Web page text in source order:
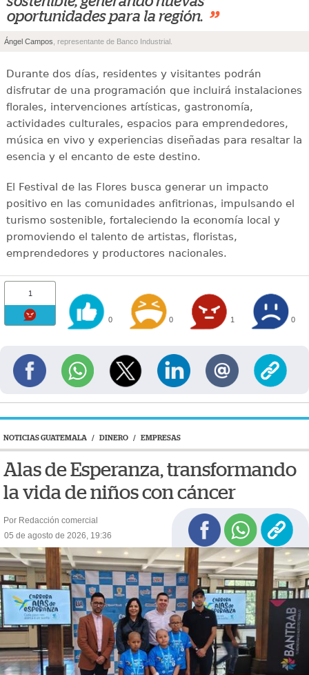
oportunidades para la región. ”
Ángel Campos, representante de Banco Industrial.
Durante dos días, residentes y visitantes podrán
disfrutar de una programación que incluirá instalaciones
florales, intervenciones artísticas, gastronomía,
actividades culturales, espacios para emprendedores,
música en vivo y experiencias diseñadas para resaltar la
esencia y el encanto de este destino.
El Festival de las Flores busca generar un impacto
positivo en las comunidades anfitrionas, impulsando el
turismo sostenible, fortaleciendo la economía local y
promoviendo el talento de artistas, floristas,
emprendedores y productores nacionales.
1
0 0 1 0
NOTICIAS GUATEMALA / DINERO / EMPRESAS
Alas de Esperanza, transformando
la vida de niños con cáncer
Por Redacción comercial
05 de agosto de 2026, 19:36